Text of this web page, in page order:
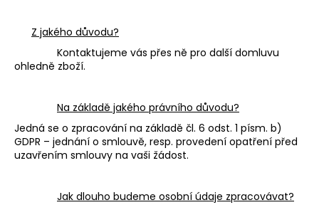
Z jakého důvodu?
Kontaktujeme vás přes ně pro další domluvu
ohledně zboží.
Na základě jakého právního důvodu?
Jedná se o zpracování na základě čl. 6 odst. 1 písm. b)
GDPR – jednání o smlouvě, resp. provedení opatření před
uzavřením smlouvy na vaši žádost.
Jak dlouho budeme osobní údaje zpracovávat?
NATURAL
SILK
PUPPY
ULEHČUJE
ROZČESÁVÁNÍ